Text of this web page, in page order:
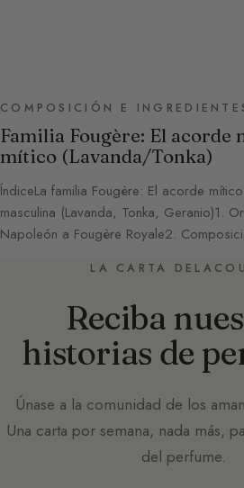
COMPOSICIÓN E
Familia Fougère: El acorde
mítico (Lavanda/Tonka)
ÍndiceLa familia Fougère: El acorde
masculina (Lavanda, Tonka, Geranio)1.
Napoleón a Fougère Royale2.
LA CARTA
Reciba
historias de
Únase a la comunidad de los
Una carta por semana, nada más,
del perfume.